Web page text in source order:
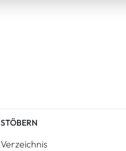
STÖBERN
Verzeichnis